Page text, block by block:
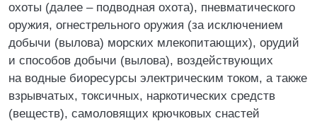
охоты (далее – подводная охота), пневматического
оружия, огнестрельного оружия (за исключением
добычи (вылова) морских млекопитающих), орудий
и способов добычи (вылова), воздействующих
на водные биоресурсы электрическим током, а также
взрывчатых, токсичных, наркотических средств
(веществ), самоловящих крючковых снастей